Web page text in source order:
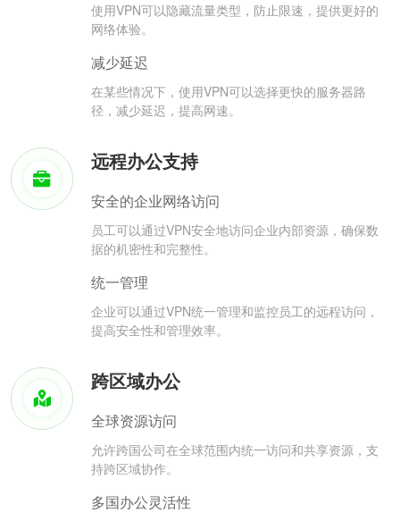
使用VPN可以隐藏流量类型，防止限速，提供更好的
网络体验。
减少延迟
在某些情况下，使用VPN可以选择更快的服务器路
径，减少延迟，提高网速。
远程办公支持
安全的企业网络访问
员工可以通过VPN安全地访问企业内部资源，确保数
据的机密性和完整性。
统一管理
企业可以通过VPN统一管理和监控员工的远程访问，
提高安全性和管理效率。
跨区域办公
全球资源访问
允许跨国公司在全球范围内统一访问和共享资源，支
持跨区域协作。
多国办公灵活性